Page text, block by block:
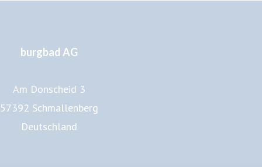
burgbad AG
Am Donscheid 3
57392 Schmallenberg
Deutschland